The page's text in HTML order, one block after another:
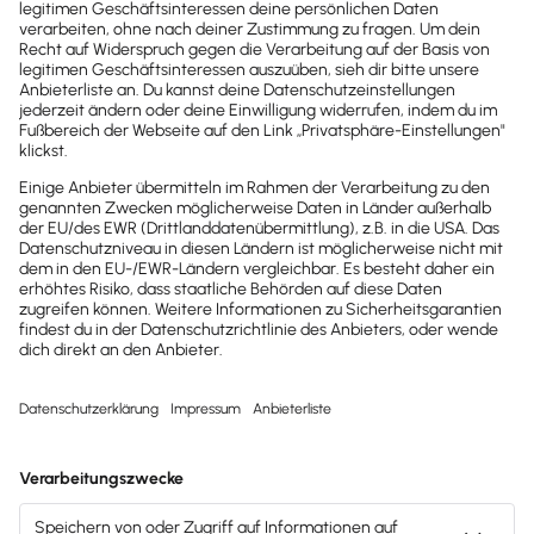
Hallo, ich habe einige Kunden, die über Thrivecart ihre
Onlineprodukte verkaufen. Ich würde gerne in
Make.com ein Szenario aufbauen, damit die
Rechnungen direkt an Lexoffice übermittelt werden.
Hat jemand hier Erfahrung? Viele Grüße, Susanne
Sortieren: